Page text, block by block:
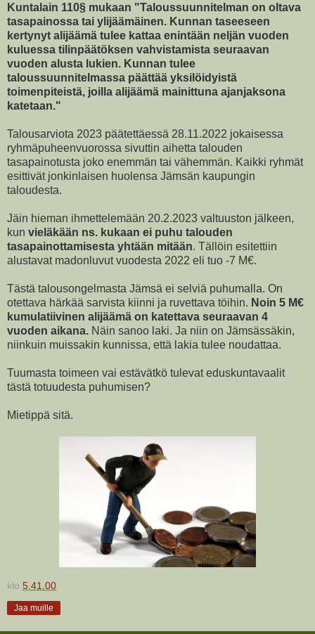
Kuntalain 110§ mukaan "Taloussuunnitelman on oltava
tasapainossa tai ylijäämäinen. Kunnan taseeseen
kertynyt alijäämä tulee kattaa enintään neljän vuoden
kuluessa tilinpäätöksen vahvistamista seuraavan
vuoden alusta lukien. Kunnan tulee
taloussuunnitelmassa päättää yksilöidyistä
toimenpiteistä, joilla alijäämä mainittuna ajanjaksona
katetaan."
Talousarviota 2023 päätettäessä 28.11.2022 jokaisessa
ryhmäpuheenvuorossa sivuttin aihetta talouden
tasapainotusta joko enemmän tai vähemmän. Kaikki ryhmät
esittivät jonkinlaisen huolensa Jämsän kaupungin
taloudesta.
Jäin hieman ihmettelemään 20.2.2023 valtuuston jälkeen,
kun vieläkään ns. kukaan ei puhu talouden
tasapainottamisesta yhtään mitään. Tällöin esitettiin
alustavat madonluvut vuodesta 2022 eli tuo -7 M€.
Tästä talousongelmasta Jämsä ei selviä puhumalla. On
otettava härkää sarvista kiinni ja ruvettava töihin. Noin 5 M€
kumulatiivinen alijäämä on katettava seuraavan 4
vuoden aikana. Näin sanoo laki. Ja niin on Jämsässäkin,
niinkuin muissakin kunnissa, että lakia tulee noudattaa.
Tuumasta toimeen vai estävätkö tulevat eduskuntavaalit
tästä totuudesta puhumisen?
Mietippä sitä.
klo 5.41.00
Jaa muille